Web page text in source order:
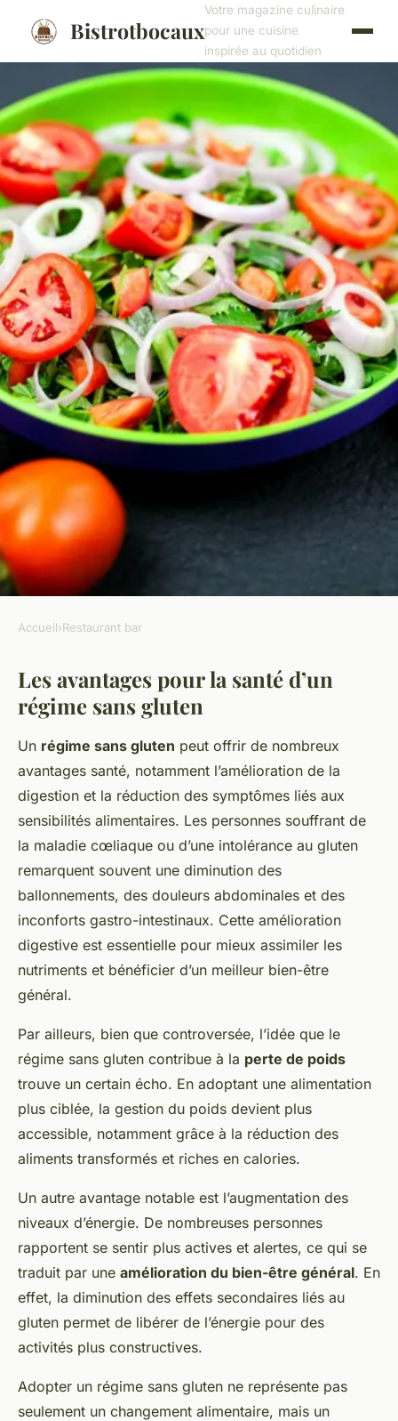
Bistrotbocaux
Votre magazine culinaire
pour une cuisine
inspirée au quotidien
Les bienfaits des menus sans
gluten dans les restaurants
admin•25 janvier 2025•5 min de lecture
Accueil›Restaurant bar
Les avantages pour la santé d’un
régime sans gluten
Un régime sans gluten peut offrir de nombreux
avantages santé, notamment l’amélioration de la
digestion et la réduction des symptômes liés aux
sensibilités alimentaires. Les personnes souffrant de
la maladie cœliaque ou d’une intolérance au gluten
remarquent souvent une diminution des
ballonnements, des douleurs abdominales et des
inconforts gastro-intestinaux. Cette amélioration
digestive est essentielle pour mieux assimiler les
nutriments et bénéficier d’un meilleur bien-être
général.
Par ailleurs, bien que controversée, l’idée que le
régime sans gluten contribue à la perte de poids
trouve un certain écho. En adoptant une alimentation
plus ciblée, la gestion du poids devient plus
accessible, notamment grâce à la réduction des
aliments transformés et riches en calories.
Un autre avantage notable est l’augmentation des
niveaux d’énergie. De nombreuses personnes
rapportent se sentir plus actives et alertes, ce qui se
traduit par une amélioration du bien-être général. En
effet, la diminution des effets secondaires liés au
gluten permet de libérer de l’énergie pour des
activités plus constructives.
Adopter un régime sans gluten ne représente pas
seulement un changement alimentaire, mais un